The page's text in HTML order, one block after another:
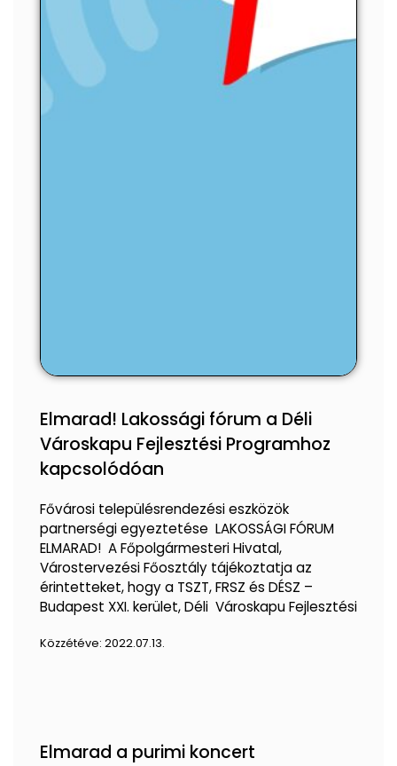
Elmarad! Lakossági fórum a Déli
Városkapu Fejlesztési Programhoz
kapcsolódóan
Fővárosi településrendezési eszközök
partnerségi egyeztetése LAKOSSÁGI FÓRUM
ELMARAD! A Főpolgármesteri Hivatal,
Várostervezési Főosztály tájékoztatja az
érintetteket, hogy a TSZT, FRSZ és DÉSZ –
Budapest XXI. kerület, Déli Városkapu Fejlesztési
Közzétéve: 2022.07.13.
Elmarad a purimi koncert